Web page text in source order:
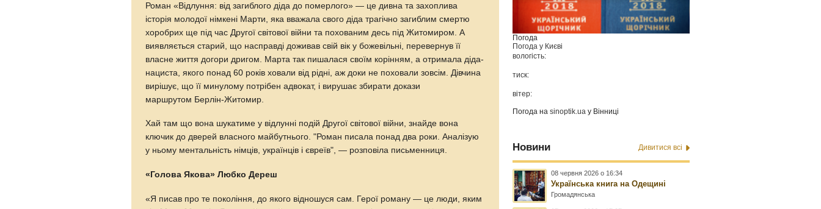
Роман «Відлуння: від загиблого діда до померлого» — це дивна та захоплива
історія молодої німкені Марти, яка вважала свого діда трагічно загиблим смертю
хоробрих ще під час Другої світової війни та похованим десь під Житомиром. А
виявляється старий, що насправді доживав свій вік у божевільні, перевернув її
власне життя догори дригом. Марта так пишалася своїм корінням, а отримала діда-
нациста, якого понад 60 років ховали від рідні, аж доки не поховали зовсім. Дівчина
вирішує, що її минулому потрібен адвокат, і вирушає збирати докази
маршрутом Берлін-Житомир.
Хай там що вона шукатиме у відлунні подій Другої світової війни, знайде вона
ключик до дверей власного майбутнього. "Роман писала понад два роки. Аналізую
у ньому ментальність німців, українців і євреїв", — розповіла письменниця.
«Голова Якова» Любко Дереш
«Я писав про те покоління, до якого відношуся сам. Герої роману — це люди, яким
Погода
Погода у Києві
вологість:
тиск:
вітер:
Погода наsinoptik.ua у Вінниці
Новини Дивитися всі
08 червня 2026 о 16:34
Українська книга на Одещині
Громадянська